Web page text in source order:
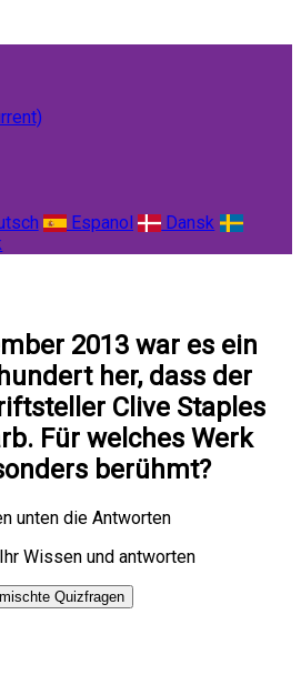
Espanol
Dansk
2013 war es ein
her, dass der
Clive Staples
Für welches Werk
berühmt?
unten die Antworten
Wissen und antworten
Quizfragen